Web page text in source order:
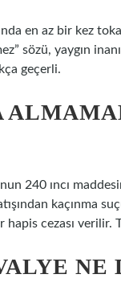
en az bir kez
sözü, yaygın
geçerli.
240 ıncı
kaçınma
hapis cezası verilir.
NE